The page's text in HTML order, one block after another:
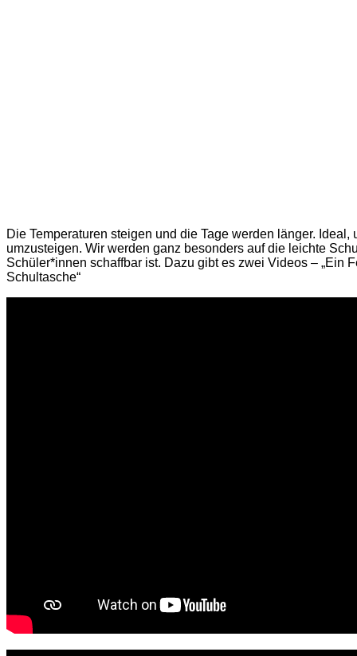
Die Temperaturen steigen und die Tage werden länger.
umzusteigen. Wir werden ganz besonders auf die leichte
Schüler*innen schaffbar ist. Dazu gibt es zwei Videos – „Ein
Schultasche“